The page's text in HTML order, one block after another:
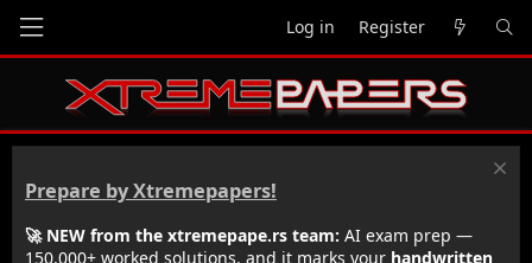
Log in Register
Prepare by Xtremepapers!
🚀 NEW from the xtremepape.rs team: AI exam prep —
150,000+ worked solutions, and it marks your handwritten